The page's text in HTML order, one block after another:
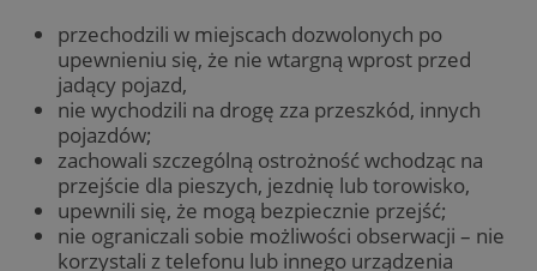
przechodzili w miejscach dozwolonych po
upewnieniu się, że nie wtargną wprost przed
jadący pojazd,
nie wychodzili na drogę zza przeszkód, innych
pojazdów;
zachowali szczególną ostrożność wchodząc na
przejście dla pieszych, jezdnię lub torowisko,
upewnili się, że mogą bezpiecznie przejść;
nie ograniczali sobie możliwości obserwacji – nie
korzystali z telefonu lub innego urządzenia